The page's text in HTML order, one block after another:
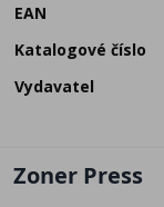
EAN
Katalogové číslo
Vydavatel
Zoner Press